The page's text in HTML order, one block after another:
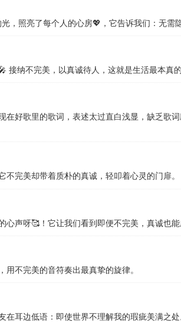
，照亮了每个人的心房💖，它告诉我们：无
接纳不完美，以真诚待人，这就是生活最本真
在好歌里的歌词，表述太过直白浅显，缺乏
完美却带着质朴的真诚，轻叩着心灵的门扉。
声呀🥰！它让我们看到即便不完美，真诚也能
不完美的音符奏出最真挚的旋律。
耳边低语：即使世界不理解我的瑕疵美满之处